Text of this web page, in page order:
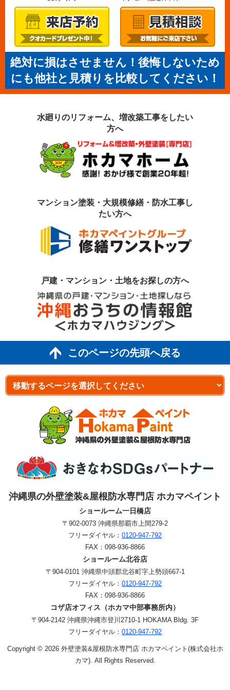
絶対に損はさせません！後悔しないため
にも他社と見積りを比較してください！
水廻りのリフォーム、増改築工事を したい
方へ
マンション塗装・大規模修繕・防水工事し
たい方へ
戸建・マンション・土地をお探しの方へ
このページの先頭へ戻る
沖縄県の外壁塗装&屋根防水専門店 ホカマペイント
ショールーム一日橋店
〒902-0073 沖縄県那覇市上間279-2
フリーダイヤル： 0120-947-792
FAX： 098-936-8866
ショールーム北谷店
〒904-0101 沖縄県中頭郡北谷町字上勢頭667-1
フリーダイヤル： 0120-947-792
FAX： 098-936-8866
コザ店オフィス（ホカマ中部事務所内）
〒904-2142 沖縄県沖縄市登川2710-1 HOKAMA Bldg. 3F
フリーダイヤル： 0120-947-792
Copyright © 2026 外壁塗装&屋根防水専門店 ホカマペイント(株式会社ホ
カマ). All Rights Reserved.